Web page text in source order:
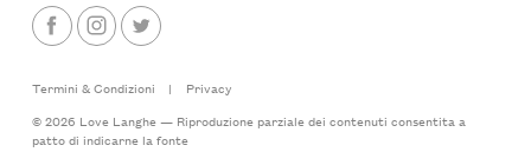
Termini & Condizioni |
Privacy
© 2026 Love Langhe — Riproduzione parziale dei contenuti consentita a
patto di indicarne la fonte